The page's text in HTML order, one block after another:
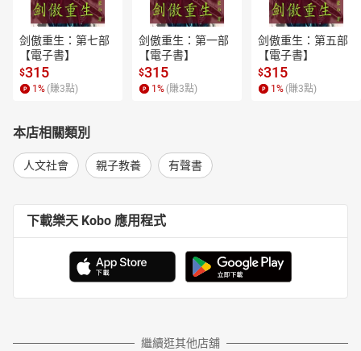
剑傲重生：第七部
【電子書】
$315
1 % (賺3點)
剑傲重生：第一部
【電子書】
$315
1 % (賺3點)
剑傲重生：第五部
【電子書】
$315
1 % (賺3點)
本店相關類別
人文社會 親子教養 有聲書
下載樂天 Kobo 應用程式
繼續逛其他店舖